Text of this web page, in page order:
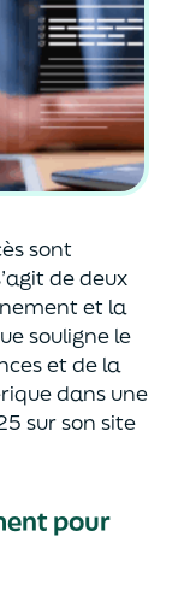
sont
de deux
et la
souligne le
et de la
dans une
sur son site
pour